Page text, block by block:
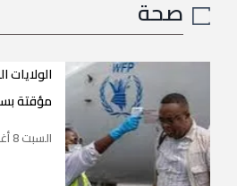
صحة
مؤقتة
السبت 8 أغسطس 2026 05:15:20